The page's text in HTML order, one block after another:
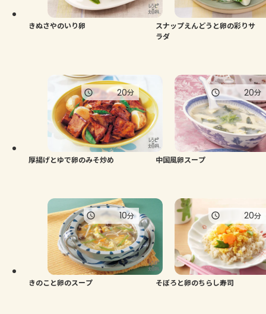
お買い物
きぬさやのいり卵
スナップえんどうと卵の彩りサ
ラダ
厚揚げとゆで卵のみそ炒め
20分
中国風卵スープ
20分
きのこと卵のスープ
10分
そぼろと卵のちらし寿司
20分